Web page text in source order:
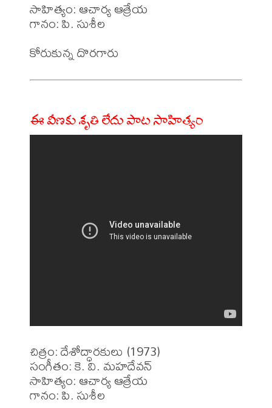
సాహిత్యం: ఆచార్య ఆత్రేయ
గానం: పి. సుశీల
ఈ వీణకు శృతి లేదు పాట సాహిత్యం
చిత్రం: దేశోద్ధారకులు (1973)
సంగీతం: కె. వి. మహదేవన్
సాహిత్యం: ఆచార్య ఆత్రేయ
గానం: పి. సుశీల